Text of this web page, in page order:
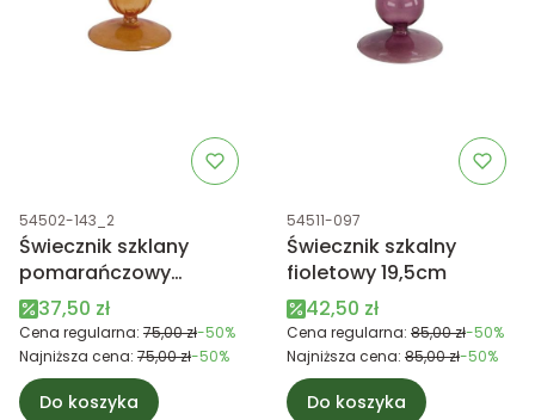
Kod produktu
54502-143_2
Świecznik szklany
pomarańczowy
9x20cm
Cena promocyjna
37,50 zł
Cena regularna: 75,00 zł-50%
Najniższa cena: 75,00 zł-50%
Do koszyka
Kod produktu
54511-097
Świecznik szkalny
fioletowy 19,5cm
Cena promocyjna
42,50 zł
Cena regularna: 85,00 zł-50%
Najniższa cena: 85,00 zł-50%
Do koszyka